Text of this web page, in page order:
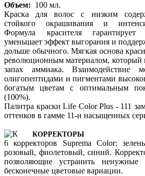
Объем: 100 мл.
Краска для волос с низким
стойкого окрашивания и
Формула красителя гарантирует
уменьшает эффект выгорания и
дольше обычного. Мягкая основа
революционным материалом, который
запах аммиака. Взаимодействие
олигопептидами и пигментами
богатым цветам с оптимальным
(100%).
Палитра краски Life Color Plus - 111
оттенков в гамме 11-и насыщенных
КОРРЕКТОРЫ
6 корректоров Suprema Color:
розовый, фиолетовый, синий.
позволяющие устранить ненужные
бесконечные цветовые вариации.